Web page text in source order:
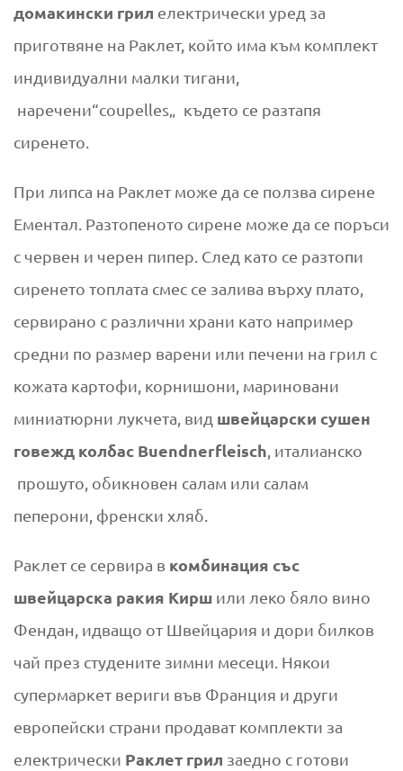
домакински грил електрически уред за
приготвяне на Раклет, който има към комплект
индивидуални малки тигани,
наречени“coupelles„ където се разтапя
сиренето.
При липса на Раклет може да се ползва сирене
Ементал. Разтопеното сирене може да се поръси
с червен и черен пипер. След като се разтопи
сиренето топлата смес се залива върху плато,
сервирано с различни храни като например
средни по размер варени или печени на грил с
кожата картофи, корнишони, мариновани
миниатюрни лукчета, вид швейцарски сушен
говежд колбас Buendnerfleisch , италианско
прошуто, обикновен салам или салам
пеперони, френски хляб.
Раклет се сервира в комбинация със
швейцарска ракия Кирш или леко бяло вино
Фендан, идващо от Швейцария и дори билков
чай през студените зимни месеци. Някои
супермаркет вериги във Франция и други
европейски страни продават комплекти за
електрически Раклет грил заедно с готови